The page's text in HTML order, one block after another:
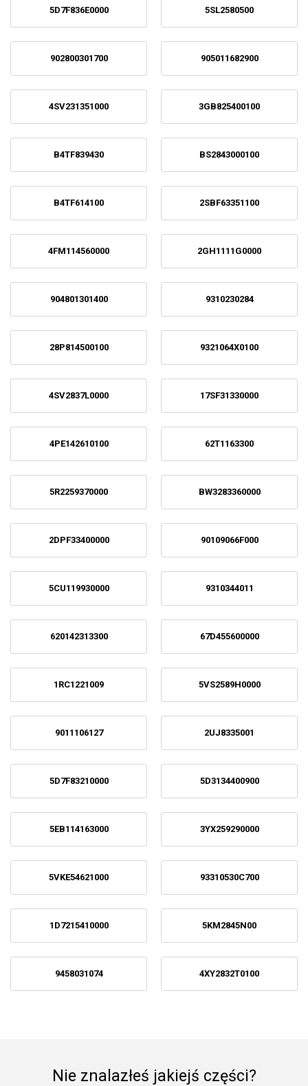
5D7F836E0000 5SL2580500
902800301700 905011682900
4SV231351000 3GB825400100
B4TF839430 BS2843000100
B4TF614100 2SBF63351100
4FM114560000 2GH1111G0000
904801301400 9310230284
28P814500100 9321064X0100
4SV2837L0000 17SF31330000
4PE142610100 62T1163300
5R2259370000 BW3283360000
2DPF33400000 90109066F000
5CU119930000 9310344011
620142313300 67D455600000
1RC1221009 5VS2589H0000
9011106127 2UJ8335001
5D7F83210000 5D3134400900
5EB114163000 3YX259290000
5VKE54621000 93310530C700
1D7215410000 5KM2845N00
9458031074 4XY2832T0100
Nie znalazłeś jakiejś części?